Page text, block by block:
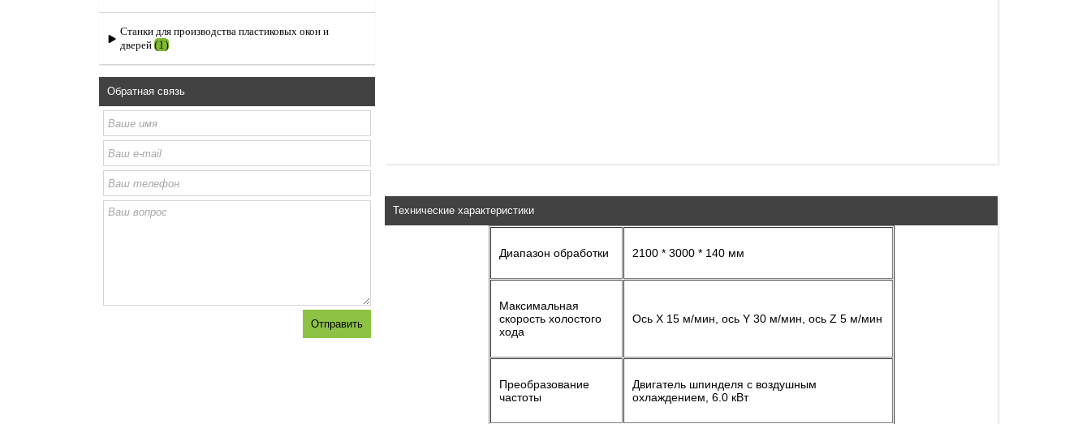
Станки для производства пластиковых окон и
дверей (1)
Обратная связь
Технические характеристики
Диапазон обработки 2100 * 3000 * 140 мм
Максимальная
скорость холостого
хода
Ось X 15 м/мин, ось Y 30 м/мин, ось Z 5 м/мин
Преобразование
частоты
Двигатель шпинделя с воздушным
охлаждением, 6.0 кВт